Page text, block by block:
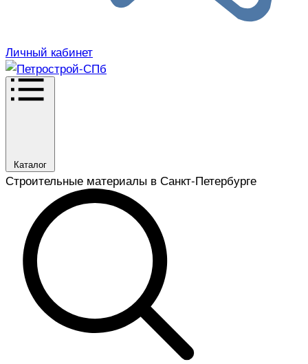
Личный кабинет
Каталог
Строительные материалы в Санкт-Петербурге